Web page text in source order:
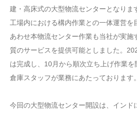
建・高床式の大型物流センターとなりま
工場内における構内作業との一体運営を
あわせ本物流センター作業も当社が実施
質のサービスを提供可能としました。
は完成し、10月から順次立ち上げ作業
倉庫スタッフが業務にあたっております。
今回の大型物流センター開設は、インド